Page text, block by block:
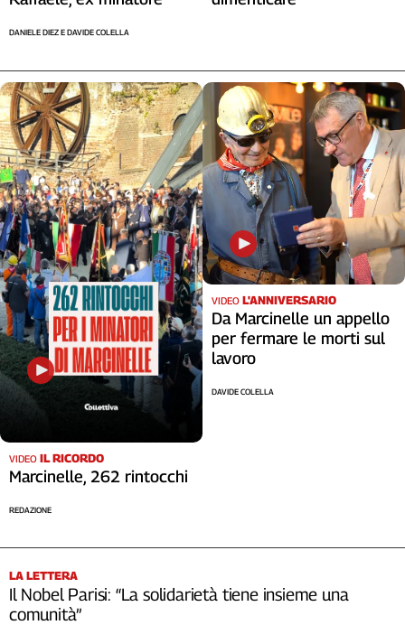
Newsletter
Social
DANIELE DIEZ E DAVIDE COLELLA
VIDEO IL RICORDO
Marcinelle, 262 rintocchi
REDAZIONE
VIDEO L'ANNIVERSARIO
Da Marcinelle un appello
per fermare le morti sul
lavoro
DAVIDE COLELLA
LA LETTERA
Il Nobel Parisi: “La solidarietà tiene insieme una
comunità”